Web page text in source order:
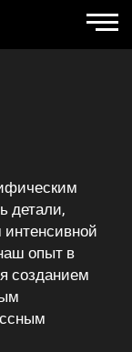
детали,
интенсивной
опыт в
созданием